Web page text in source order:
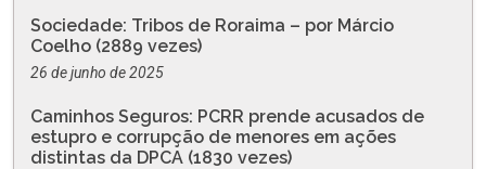
Sociedade: Tribos de Roraima – por Márcio
Coelho (2889 vezes)
26 de junho de 2025
Caminhos Seguros: PCRR prende acusados de
estupro e corrupção de menores em ações
distintas da DPCA (1830 vezes)